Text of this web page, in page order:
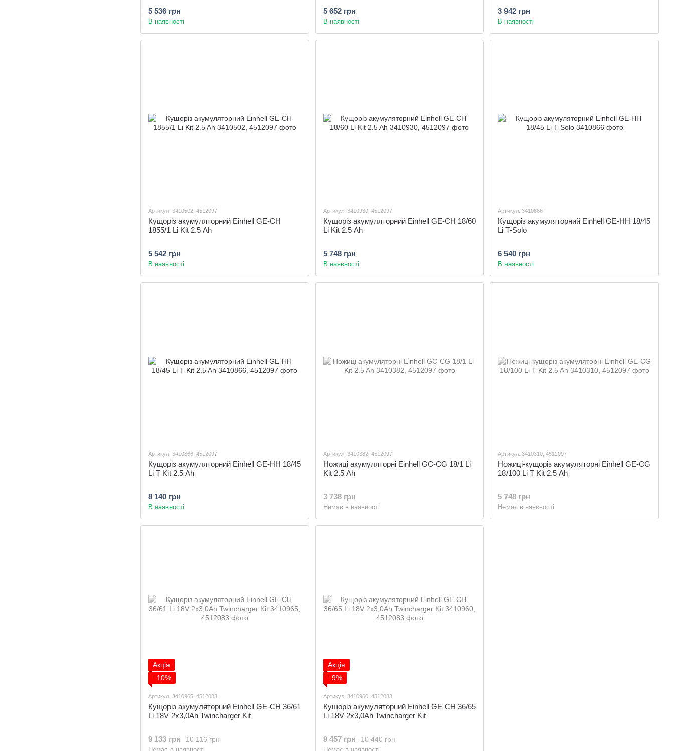
5 536 грн
В наявності
5 652 грн
В наявності
3 942 грн
В наявності
Артикул: 3410502, 4512097
Кущоріз акумуляторний Einhell GE-CH
1855/1 Li Kit 2.5 Ah
5 542 грн
В наявності
Артикул: 3410930, 4512097
Кущоріз акумуляторний Einhell GE-CH 18/60
Li Kit 2.5 Ah
5 748 грн
В наявності
Артикул: 3410866
Кущоріз акумуляторний Einhell GE-HH 18/45
Li T-Solo
6 540 грн
В наявності
Артикул: 3410866, 4512097
Кущоріз акумуляторний Einhell GE-HH 18/45
Li T Kit 2.5 Ah
8 140 грн
В наявності
Артикул: 3410382, 4512097
Ножиці акумуляторні Einhell GC-CG 18/1 Li
Kit 2.5 Ah
3 738 грн
Немає в наявності
Артикул: 3410310, 4512097
Ножиці-кущоріз акумуляторні Einhell GE-CG
18/100 Li T Kit 2.5 Ah
5 748 грн
Немає в наявності
Акція
−10%
Артикул: 3410965, 4512083
Кущоріз акумуляторний Einhell GE-CH 36/61
Li 18V 2x3,0Ah Twincharger Kit
10 116 грн
9 133 грн
Акція
−9%
Артикул: 3410960, 4512083
Кущоріз акумуляторний Einhell GE-CH 36/65
Li 18V 2x3,0Ah Twincharger Kit
10 440 грн
9 457 грн